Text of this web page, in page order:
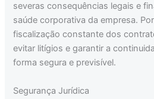
severas consequências legais e
saúde corporativa da empresa.
fiscalização constante dos
evitar litígios e garantir a
forma segura e previsível.
Segurança Jurídica